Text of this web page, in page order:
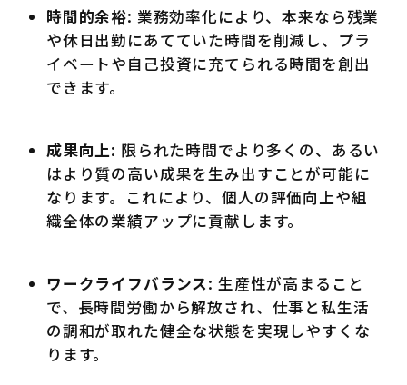
時間的余裕: 業務効率化により、本来なら残業
や休日出勤にあてていた時間を削減し、プラ
イベートや自己投資に充てられる時間を創出
できます。
成果向上: 限られた時間でより多くの、あるい
はより質の高い成果を生み出すことが可能に
なります。これにより、個人の評価向上や組
織全体の業績アップに貢献します。
ワークライフバランス: 生産性が高まること
で、長時間労働から解放され、仕事と私生活
の調和が取れた健全な状態を実現しやすくな
ります。